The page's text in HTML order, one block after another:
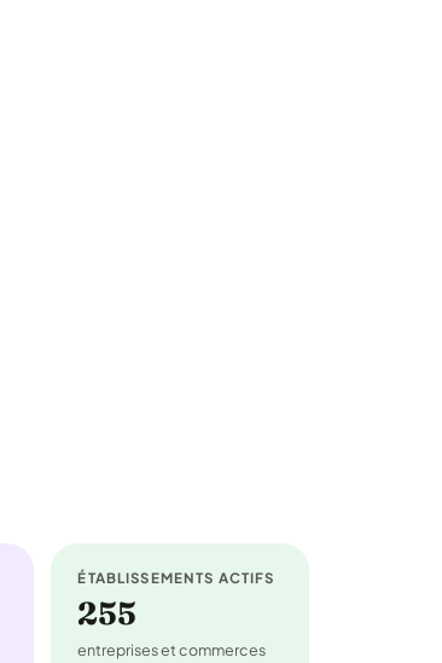
ÉTABLISSEMENTS ACTIFS
255
entreprises et commerces